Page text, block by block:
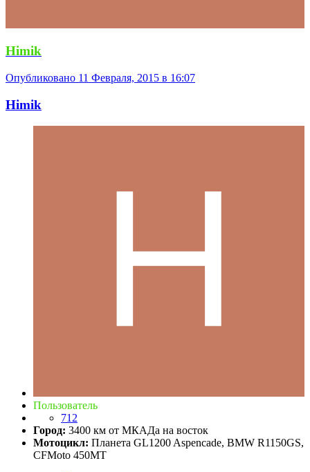
Himik
Опубликовано 11 Февраля, 2015 в 16:07
Himik
Пользователь
712
Город: 3400 км от МКАДа на восток
Мотоцикл: Планета GL1200 Aspencade, BMW R1150GS,
CFMoto 450MT